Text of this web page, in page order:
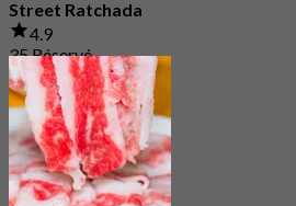
Street Ratchada
4.9
35 Réservé
De
฿ 245